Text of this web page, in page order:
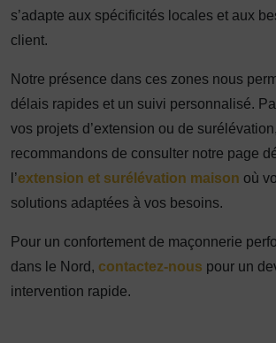
s’adapte aux spécificités locales et aux
client.
Notre présence dans ces zones nous
délais rapides et un suivi personnalisé.
vos projets d’extension ou de
recommandons de consulter notre page
l’extension et surélévation maison où
solutions adaptées à vos besoins.
Pour un confortement de maçonnerie
dans le Nord, contactez-nous pour un
intervention rapide.